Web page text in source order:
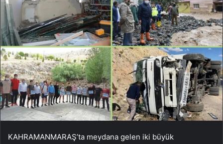
KAHRAMANMARAŞ’ta meydana gelen iki büyük